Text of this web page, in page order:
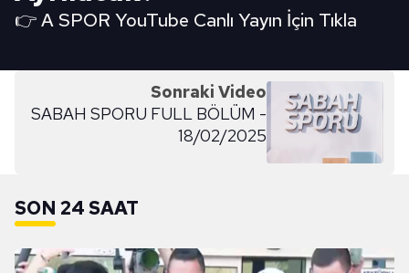
👉 A SPOR YouTube Canlı Yayın İçin Tıkla
Sonraki Video
SABAH SPORU FULL BÖLÜM -
18/02/2025
SON 24 SAAT